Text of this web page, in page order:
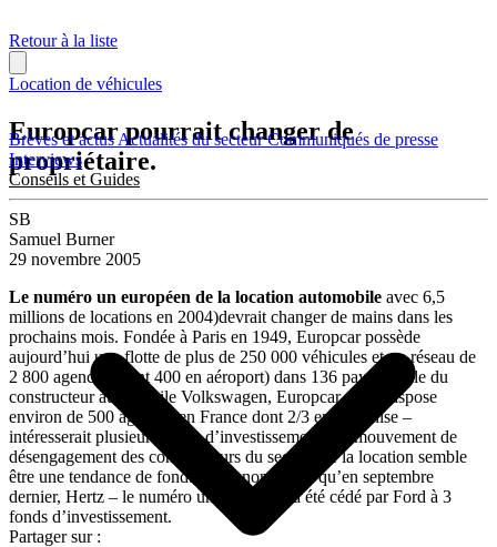
Brèves et actusActualités du secteurCommuniqués de presse
Interviews
Conseils et Guides
Retour à la liste
Location de véhicules
Europcar pourrait changer de
propriétaire.
SB
Samuel Burner
29 novembre 2005
Le numéro un européen de la location automobile avec 6,5
millions de locations en 2004)devrait changer de mains dans les
prochains mois. Fondée à Paris en 1949, Europcar possède
aujourd’hui une flotte de plus de 250 000 véhicules et un réseau de
2 800 agences (dont 400 en aéroport) dans 136 pays. Filiale du
constructeur automobile Volkswagen, Europcar – qui dispose
environ de 500 agences en France dont 2/3 en franchise –
intéresserait plusieurs fonds d’investissement. Ce mouvement de
désengagement des constructeurs du secteur de la location semble
être une tendance de fond. Souvenons-nous qu’en septembre
dernier, Hertz – le numéro un mondial – a été cédé par Ford à 3
fonds d’investissement.
Partager sur :